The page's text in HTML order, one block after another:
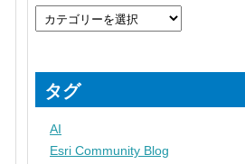
タグ
AI
Esri Community Blog